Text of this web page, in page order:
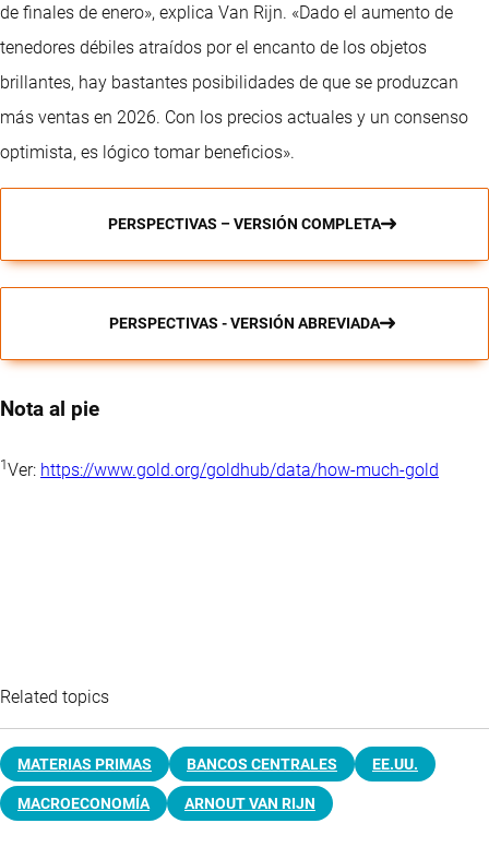
de finales de enero», explica Van Rijn. «Dado el aumento de
tenedores débiles atraídos por el encanto de los objetos
brillantes, hay bastantes posibilidades de que se produzcan
más ventas en 2026. Con los precios actuales y un consenso
optimista, es lógico tomar beneficios».
PERSPECTIVAS – VERSIÓN COMPLETA
PERSPECTIVAS - VERSIÓN ABREVIADA
Nota al pie
1Ver: https://www.gold.org/goldhub/data/how-much-gold
Related topics
MATERIAS PRIMAS BANCOS CENTRALES EE.UU.
MACROECONOMÍA ARNOUT VAN RIJN